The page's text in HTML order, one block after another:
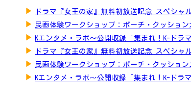
▶ ドラマ『女王の家』無料初放送記念 スペシャ
▶ 民画体験ワークショップ：ポーチ・クッション
▶ Kエンタメ・ラボ～公開収録「集まれ！K-ドラマ
▶ ドラマ『女王の家』無料初放送記念 スペシャ
▶ 民画体験ワークショップ：ポーチ・クッション
▶ Kエンタメ・ラボ～公開収録「集まれ！K-ドラマ